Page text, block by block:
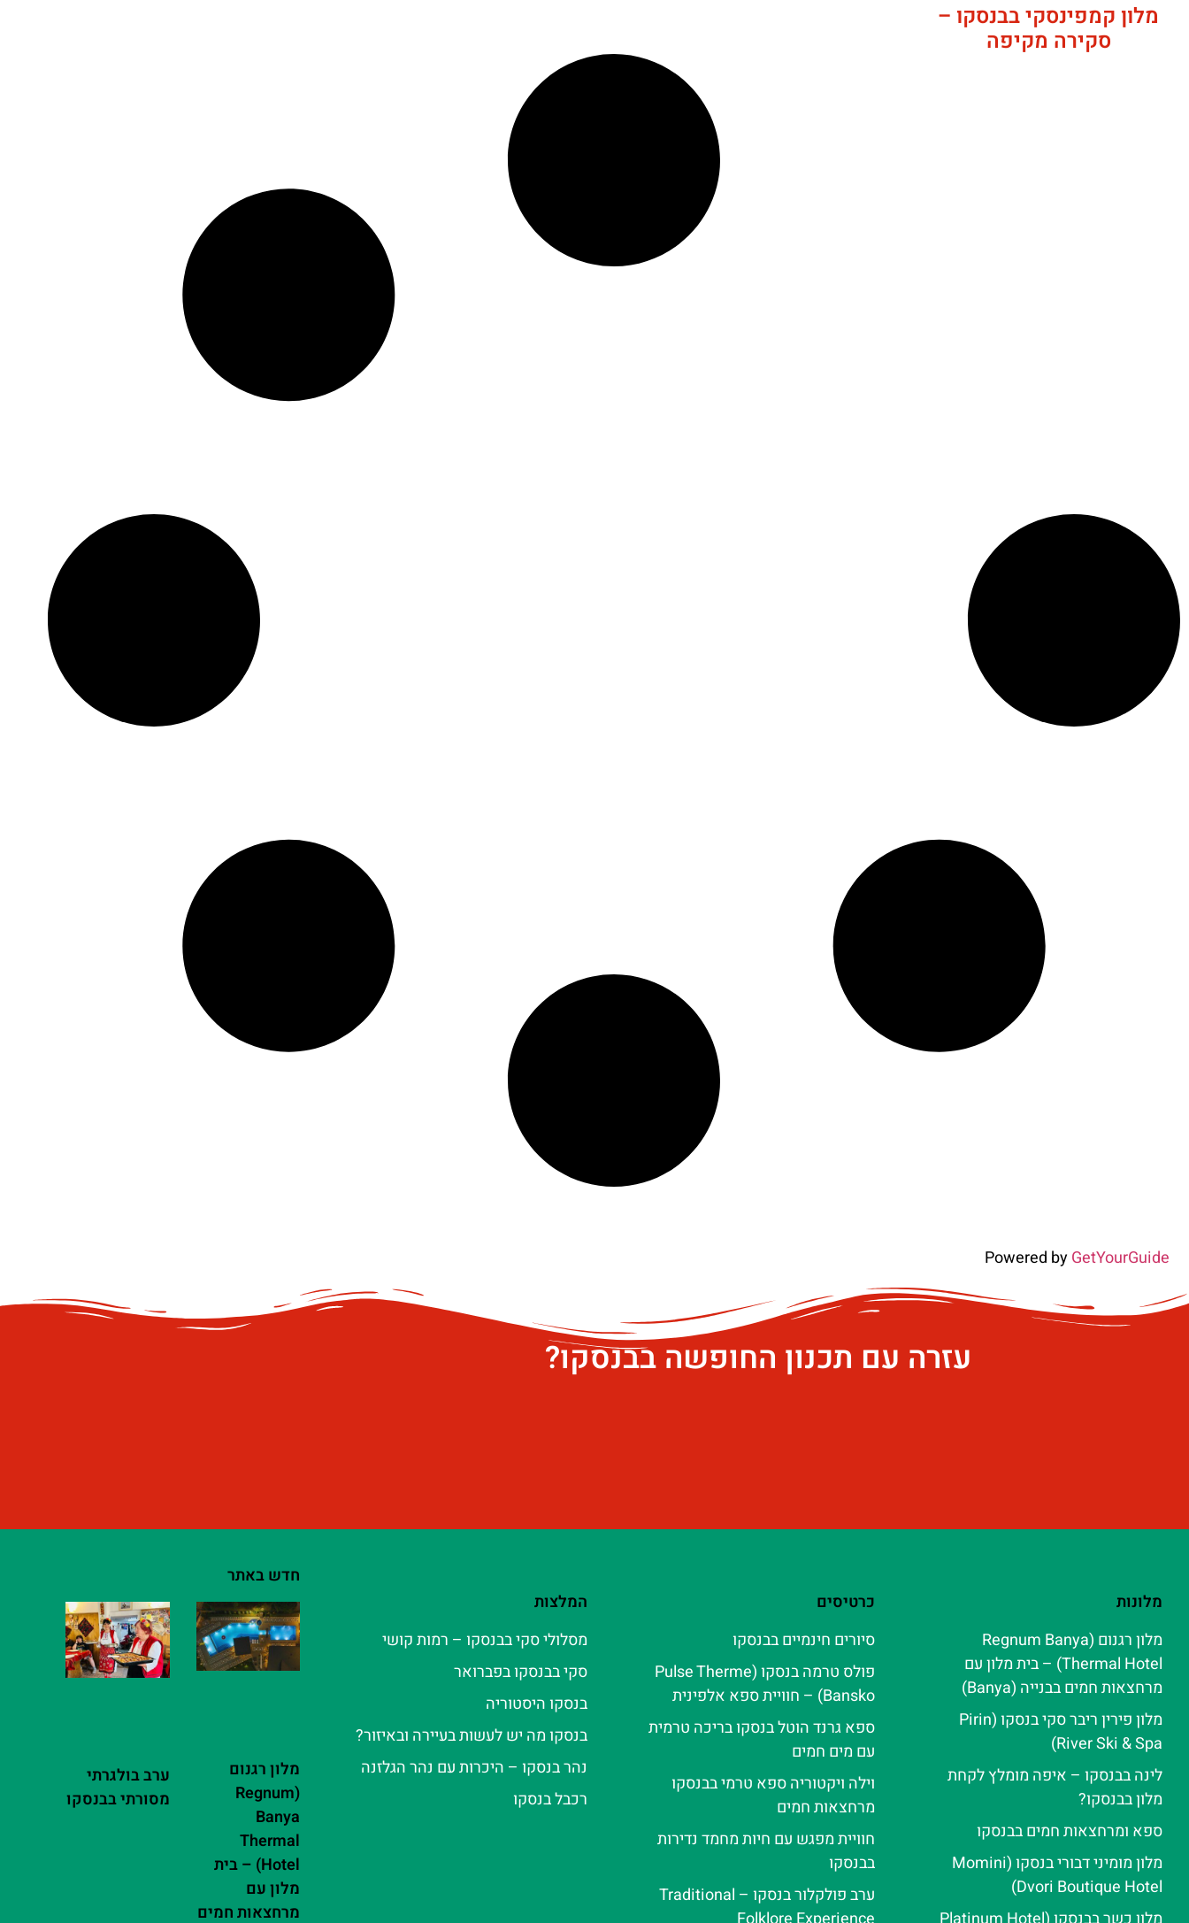
מלון קמפינסקי בבנסקו –
סקירה מקיפה
Powered byGetYourGuide
עזרה עם תכנון החופשה בבנסקו?
מלונות
מלון רגנום (Regnum Banya
Thermal Hotel) – בית מלון עם
מרחצאות חמים בבנייה (Banya)
מלון פירין ריבר סקי בנסקו (Pirin
River Ski & Spa‬)
לינה בבנסקו – איפה מומלץ לקחת
מלון בבנסקו?
ספא ומרחצאות חמים בבנסקו
מלון מומיני דבורי בנסקו (Momini
Dvori Boutique Hotel)
כרטיסים
סיורים חינמיים בבנסקו
פולס טרמה בנסקו (Pulse Therme
Bansko) – חוויית ספא אלפינית
ספא גרנד הוטל בנסקו בריכה טרמית
עם מים חמים
וילה ויקטוריה ספא טרמי בבנסקו
מרחצאות חמים
חוויית מפגש עם חיות מחמד נדירות
בבנסקו
ערב פולקלור בנסקו – Traditional
המלצות
מסלולי סקי בבנסקו – רמות קושי
סקי בבנסקו בפברואר
בנסקו היסטוריה
בנסקו מה יש לעשות בעיירה ובאיזור?
נהר בנסקו – היכרות עם נהר הגלזנה
רכבל בנסקו
חדש באתר
מלון רגנום
(Regnum
Banya
Thermal
Hotel) – בית
מלון עם
מרחצאות חמים
ערב בולגרתי
מסורתי בבנסקו